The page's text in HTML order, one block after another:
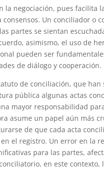
la negociación, pues facilita
Un conciliador o
partes se sientan
asimismo, el uso de
pueden ser
de diálogo y cooperación.
de conciliación, que
pública algunas actas
mayor responsabilidad
asume un papel aún más
de que cada acta
el registro. Un error en la
para las partes,
en este